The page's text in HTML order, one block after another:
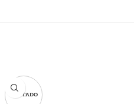
AGOTADO